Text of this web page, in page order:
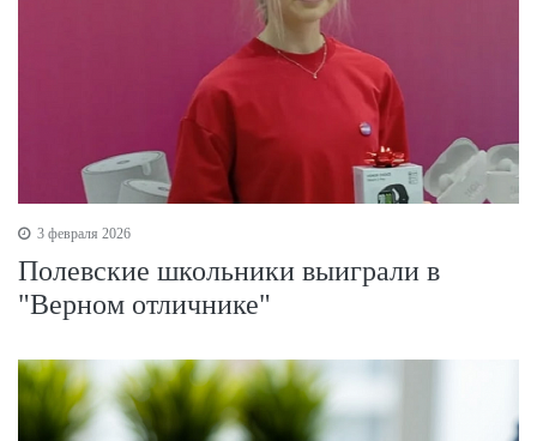
3 февраля 2026
Полевские школьники выиграли в
"Верном отличнике"